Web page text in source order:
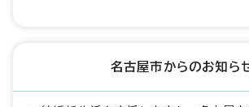
名古屋市からのお知ら